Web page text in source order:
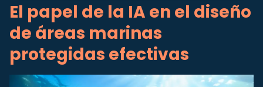
El papel de la IA en el diseño
de áreas marinas
protegidas efectivas